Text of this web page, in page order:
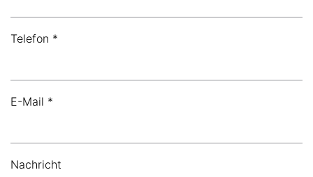
Telefon *
E-Mail *
Nachricht